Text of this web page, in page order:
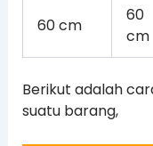
60 cm
60
cm
Berikut adalah
suatu barang,